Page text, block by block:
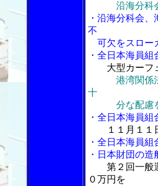
沿海分科
・沿海分科会
不
可欠をスロー
・全日本海員
大型カーフ
港湾関係
十
分な配慮
・全日本海員
１１月１
・全日本海員
・日本財団の
第２回一般
０万円を